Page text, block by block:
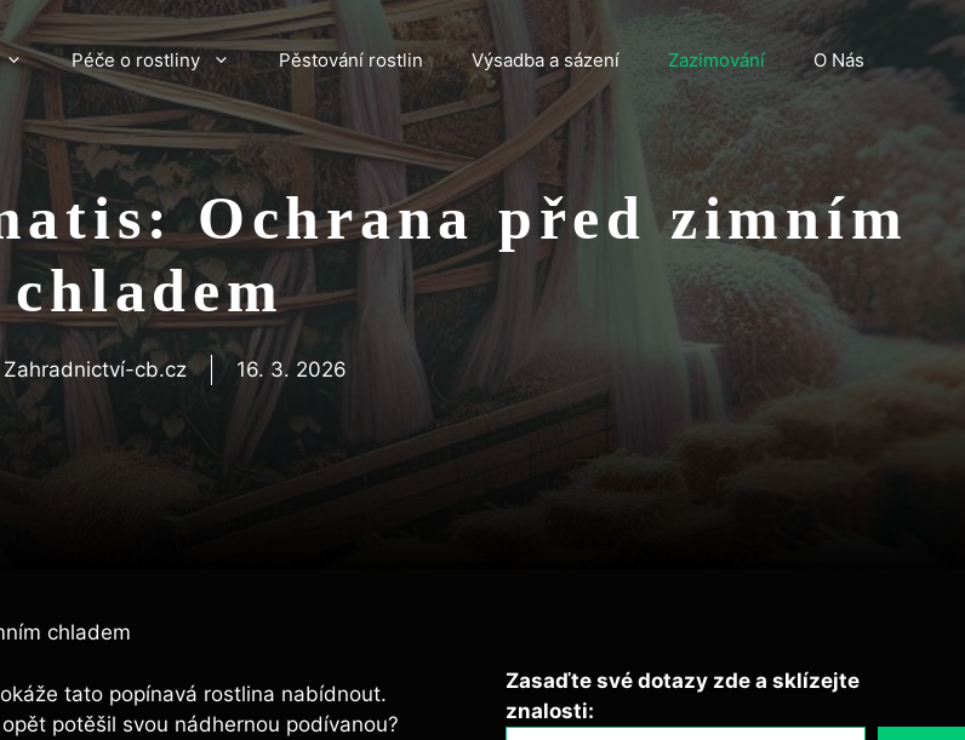
Péče o rostliny Pěstování rostlin Výsadba a sázení Zazimování O Nás
Ochrana před zimním
chladem
Zahradnictví-cb.cz 16. 3. 2026
chladem
tato popínavá rostlina nabídnout.
potěšil svou nádhernou podívanou?
Zasaďte své dotazy zde a sklízejte
znalosti: